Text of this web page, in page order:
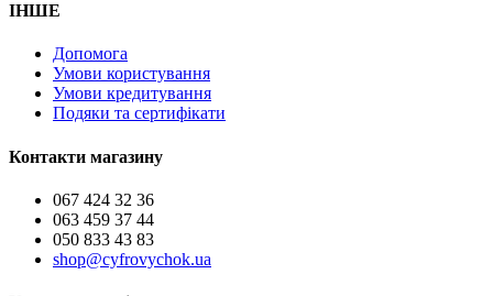
ІНШЕ
Допомога
Умови користування
Умови кредитування
Подяки та сертифікати
Контакти магазину
067 424 32 36
063 459 37 44
050 833 43 83
shop@cyfrovychok.ua